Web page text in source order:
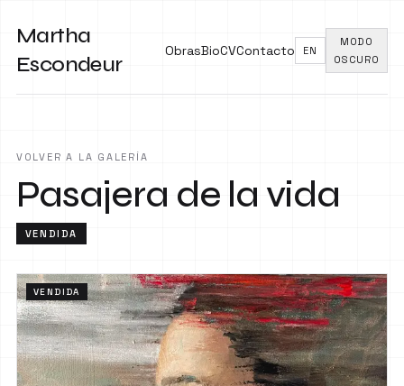
Martha
Escondeur
ObrasBioCVContacto EN
MODO
OSCURO
VOLVER A LA GALERÍA
Pasajera de la vida
VENDIDA
VENDIDA